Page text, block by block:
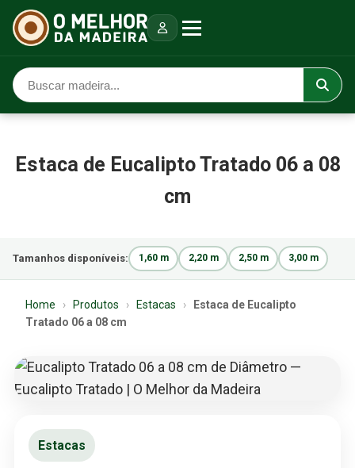
Estaca de Eucalipto Tratado 06 a 08
cm
Tamanhos disponíveis: 1,60 m 2,20 m 2,50 m 3,00 m
Home › Produtos › Estacas ›
Estaca de Eucalipto
Tratado 06 a 08 cm
Estacas